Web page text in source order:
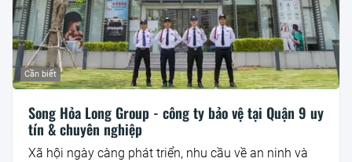
Cần biết
Song Hỏa Long Group - công ty bảo vệ tại Quận 9 uy
tín & chuyên nghiệp
Xã hội ngày càng phát triển, nhu cầu về an ninh và